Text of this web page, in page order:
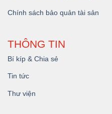
Chính sách bảo quản tài sản
THÔNG TIN
Bí kíp & Chia sẻ
Tin tức
Thư viện